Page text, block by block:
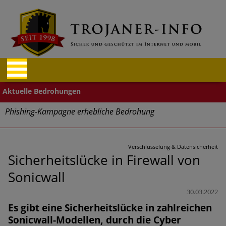
Phishing-Kampagne erhebliche Bedrohung
Welle an Social-Engineering-Betrugsmaschen und
Identitätsdiebstahl
Exponentiell wachsende Risiken, eine immer
unübersichtlichere Cyber-Bedrohungslage – was CISOs jetzt
Digitale Assets aller Arten im Fokus der aktuellen Cyber-
Verschlüsselung & Datensicherheit
Sicherheitslücke in Firewall von
Sonicwall
30.03.2022
Es gibt eine Sicherheitslücke in zahlreichen
Sonicwall-Modellen, durch die Cyber